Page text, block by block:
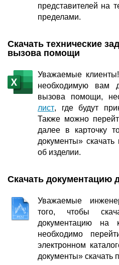
представителей на
пределами.
Скачать технические
вызова помощи
Уважаемые
необходимую вам
вызова помощи,
лист, где будут
Также можно
далее в карточку
документы»
об изделии.
Скачать документацию
Уважаемые
того, чтобы
документацию на
необходимо
электронном
документы» скачать